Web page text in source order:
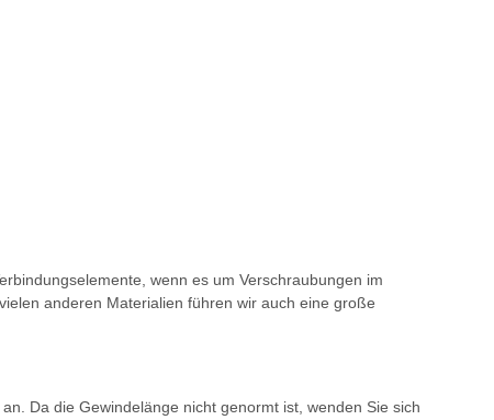
wenn es um Verschraubungen im
anderen Materialien führen wir auch eine große
Da die Gewindelänge nicht genormt ist, wenden Sie sich